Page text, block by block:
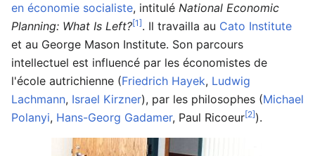
en économie socialiste, intitulé National Economic
Planning: What Is Left?[1]. Il travailla au Cato Institute
et au George Mason Institute. Son parcours
intellectuel est influencé par les économistes de
l'école autrichienne (Friedrich Hayek, Ludwig
Lachmann, Israel Kirzner), par les philosophes (Michael
Polanyi, Hans-Georg Gadamer, Paul Ricoeur[2]).